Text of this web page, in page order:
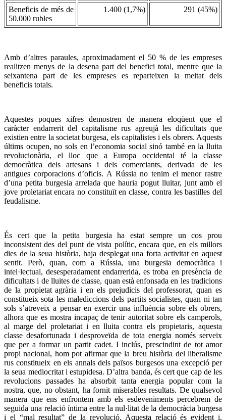
Beneficis de més de
50.000 rubles
1.400 (1,7%) 291 (45%)
Amb d’altres paraules, aproximadament el 50 % de les empreses
realitzen menys de la desena part del benefici total, mentre que la
seixantena part de les empreses es reparteixen la meitat dels
beneficis totals.
Aquestes poques xifres demostren de manera eloqüent que el
caràcter endarrerit del capitalisme rus agreujà les dificultats que
existien entre la societat burgesa, els capitalistes i els obrers. Aquests
últims ocupen, no sols en l’economia social sinó també en la lluita
revolucionària, el lloc que a Europa occidental té la classe
democràtica dels artesans i dels comerciants, derivada de les
antigues corporacions d’oficis. A Rússia no tenim el menor rastre
d’una petita burgesia arrelada que hauria pogut lluitar, junt amb el
jove proletariat encara no constituït en classe, contra les bastilles del
feudalisme.
És cert que la petita burgesia ha estat sempre un cos prou
inconsistent des del punt de vista polític, encara que, en els millors
dies de la seua història, haja desplegat una forta activitat en aquest
sentit. Però, quan, com a Rússia, una burgesia democràtica i
intel·lectual, desesperadament endarrerida, es troba en presència de
dificultats i de lluites de classe, quan està enfonsada en les tradicions
de la propietat agrària i en els prejudicis del professorat, quan es
constitueix sota les malediccions dels partits socialistes, quan ni tan
sols s’atreveix a pensar en exercir una influència sobre els obrers,
alhora que es mostra incapaç de tenir autoritat sobre els camperols,
al marge del proletariat i en lluita contra els propietaris, aquesta
classe desafortunada i desproveïda de tota energia només serveix
que per a formar un partit cadet. I inclús, prescindint de tot amor
propi nacional, hom pot afirmar que la breu història del liberalisme
rus constitueix en els annals dels països burgesos una excepció per
la seua mediocritat i estupidesa. D’altra banda, és cert que cap de les
revolucions passades ha absorbit tanta energia popular com la
nostra, que, no obstant, ha fornit miserables resultats. De qualsevol
manera que ens enfrontem amb els esdeveniments percebrem de
seguida una relació íntima entre la nul·litat de la democràcia burgesa
i el “mal resultat” de la revolució. Aquesta relació és evident i,